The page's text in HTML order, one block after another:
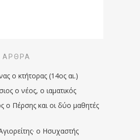
ΆΡΘΡΑ
ο κτήτορας (14ος αι.)
ο νέος, ο ιαματικός
ο Πέρσης και οι δύο μαθητές
· ο Ησυχαστής